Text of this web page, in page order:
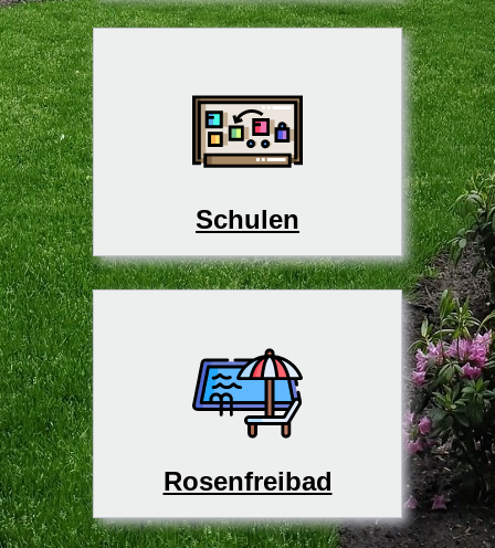
Schulen
Rosenfreibad